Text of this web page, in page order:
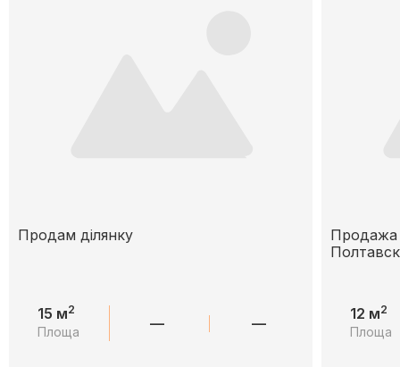
Продам ділянку
15 м2
Площа — —
Продажа
12 м2
Площа